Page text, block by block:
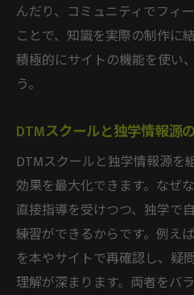
んだり、コミュニティでフィ
ことで、知識を実際の制作に
積極的にサイトの機能を使い
う。
DTMスクールと独学情報源
DTMスクールと独学情報源を
効果を最大化できます。なぜ
直接指導を受けつつ、独学で
練習ができるからです。例え
を本やサイトで再確認し、疑
理解が深まります。両者をバ